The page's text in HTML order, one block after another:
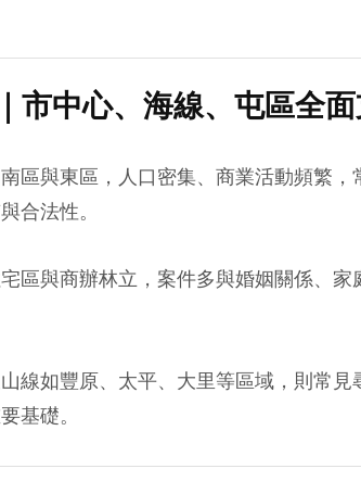
市中心、海線、屯區全
區與東區，人口密集、商業活動頻繁
合法性。
區與商辦林立，案件多與婚姻關係、
線如豐原、太平、大里等區域，則常
基礎。